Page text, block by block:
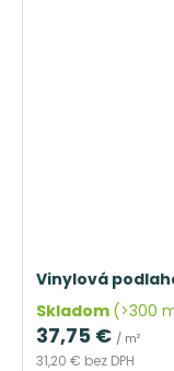
Vinylová
Skladom (>300
31,20 € bez DPH
37,75 € / m²